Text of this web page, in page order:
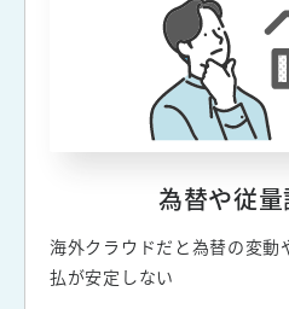
為替や従
海外クラウドだと為替の変動
払が安定しない